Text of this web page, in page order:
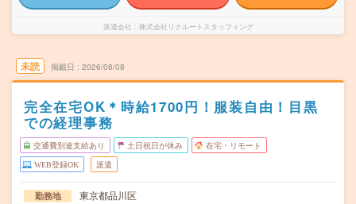
派遣会社 株式会社リクルートスタッフィング
未読 掲載日 2026/08/08
完全在宅OK＊時給1700円！服装自由！目黒
での経理事務
交通費別途支給あり 土日祝日が休み 在宅・リモート
WEB登録OK 派遣
勤務地
東京都品川区